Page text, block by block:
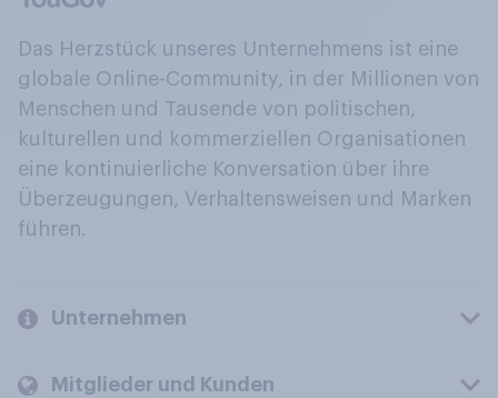
Das Herzstück unseres Unternehmens ist eine
globale Online-Community, in der Millionen von
Menschen und Tausende von politischen,
kulturellen und kommerziellen Organisationen
eine kontinuierliche Konversation über ihre
Überzeugungen, Verhaltensweisen und Marken
führen.
Unternehmen
Mitglieder und Kunden